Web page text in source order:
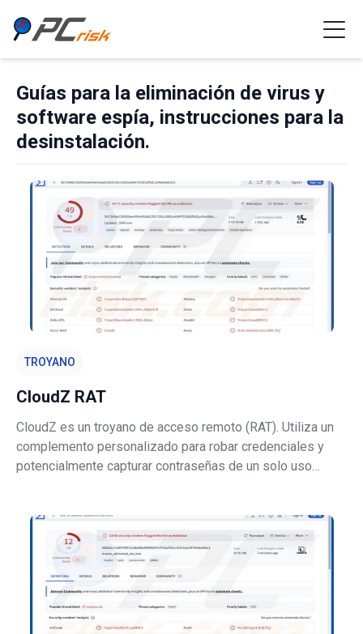
Guías para la eliminación de virus y
software espía, instrucciones para la
desinstalación.
TROYANO
CloudZ RAT
CloudZ es un troyano de acceso remoto (RAT). Utiliza un
complemento personalizado para robar credenciales y
potencialmente capturar contraseñas de un solo uso
comprobando la presencia de depuradores